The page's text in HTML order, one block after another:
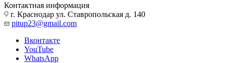
Контактная информация
г. Краснодар ул. Ставропольская д. 140
pitup23@gmail.com
Вконтакте
YouTube
WhatsApp